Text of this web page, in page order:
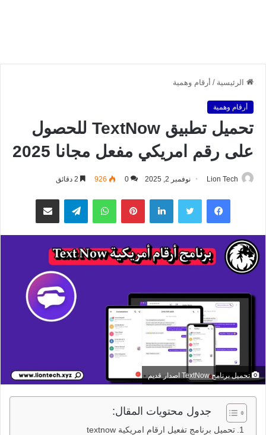
الرئيسية / أرقام وهمية
أرقام وهمية
تحميل تطبيق TextNow للحصول
على رقم امريكي مفعل مجانا 2025
Lion Tech نوفمبر 2, 2025 0
926
فيسبوك تويتر لينكدإن بينتيريستواتساب تيلقرام مشاركة عبر البريد
تحميل برنامج TextNow اصدار قديم
جدول محتويات المقال:
تحميل برنامج تفعيل ارقام امريكية textnow